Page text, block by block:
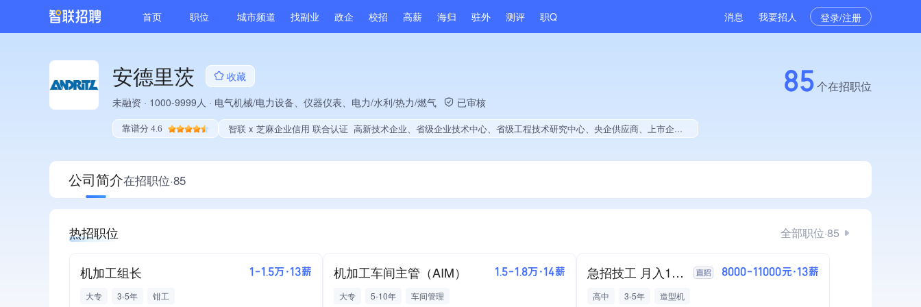
首页 职位 城市频道 找副业 政企 校招 高薪 海归 驻外 测评 职Q 消息 我要招人 登录/注册
安德里茨
收藏
未融资 · 1000-9999人 · 电气机械/电力设备、仪器仪表、电力/水利/热力/燃气 已审核
靠谱分 4.6 智联 x 芝麻企业信用 联合认证 高新技术企业、省级企业技术中心、省级工程技术研究中心、央企供应商、上市企业供应商、战略性新兴领域创新能力、绝对控股5家公司、薪资水平全省同行前5%、旗下品牌同行前15%、海关高级认证、A级纳税人、知名品牌供应商、多产业布局、拥有节能环保技术、拥有自主品牌、拥有高价值专利、专利授权量同领域前50、技术布局行业领先、拥有绿色低碳技术、经营年限全国同行前5%、集团核心成员、权威管理体系认证、权威产品认证、全国多家直营店、大学生就业贡献、2025年公开项目中标、拥有绿色资质、拥有工艺创新能力、拥有多项著作权、2025年度软件研发量增长、软件研发量位于同行前50
85个在招职位
公司简介在招职位·85
热招职位 全部职位·85
机加工组长 1-1.5万·13薪
大专 3-5年 钳工
机加工车间主管（AIM） 1.5-1.8万·14薪
大专 5-10年 车间管理
急招技工 月入11000 8000-11000元·13薪
高中 3-5年 造型机